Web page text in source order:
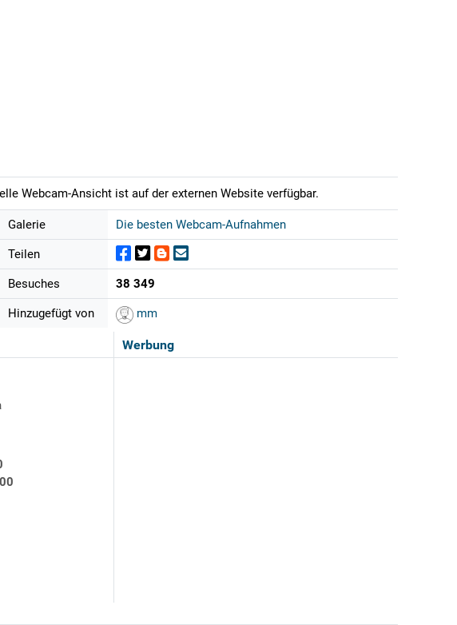
Webcam-Ansicht ist auf der externen Website verfügbar.
Galerie Die besten Webcam-Aufnahmen
Teilen
Besuches 38 349
Hinzugefügt von mm
Werbung